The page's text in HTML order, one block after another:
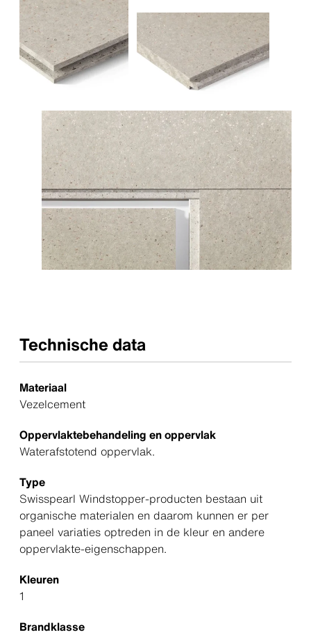
Technische data
Materiaal
Vezelcement
Oppervlaktebehandeling en oppervlak
Waterafstotend oppervlak.
Type
Swisspearl Windstopper-producten bestaan uit
organische materialen en daarom kunnen er per
paneel variaties optreden in de kleur en andere
oppervlakte-eigenschappen.
Kleuren
1
Brandklasse